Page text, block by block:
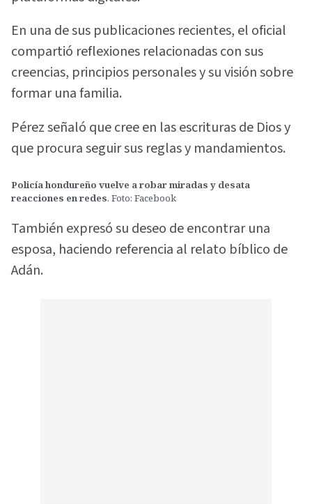
En una de sus publicaciones recientes, el oficial
compartió reflexiones relacionadas con sus
creencias, principios personales y su visión sobre
formar una familia.
Pérez señaló que cree en las escrituras de Dios y
que procura seguir sus reglas y mandamientos.
Policía hondureño vuelve a robar miradas y desata
reacciones en redes. Foto: Facebook
También expresó su deseo de encontrar una
esposa, haciendo referencia al relato bíblico de
Adán.